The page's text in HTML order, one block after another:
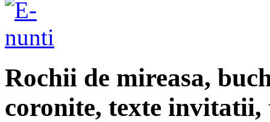
Rochii de mireasa,
coronite, texte